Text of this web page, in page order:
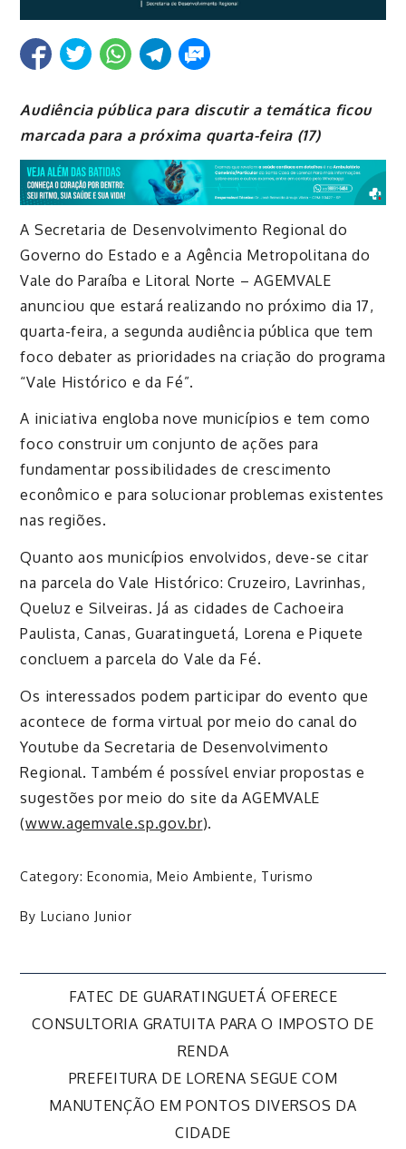
Audiência pública para discutir a temática ficou
marcada para a próxima quarta-feira (17)
A Secretaria de Desenvolvimento Regional do
Governo do Estado e a Agência Metropolitana do
Vale do Paraíba e Litoral Norte – AGEMVALE
anunciou que estará realizando no próximo dia 17,
quarta-feira, a segunda audiência pública que tem
foco debater as prioridades na criação do programa
“Vale Histórico e da Fé”.
A iniciativa engloba nove municípios e tem como
foco construir um conjunto de ações para
fundamentar possibilidades de crescimento
econômico e para solucionar problemas existentes
nas regiões.
Quanto aos municípios envolvidos, deve-se citar
na parcela do Vale Histórico: Cruzeiro, Lavrinhas,
Queluz e Silveiras. Já as cidades de Cachoeira
Paulista, Canas, Guaratinguetá, Lorena e Piquete
concluem a parcela do Vale da Fé.
Os interessados podem participar do evento que
acontece de forma virtual por meio do canal do
Youtube da Secretaria de Desenvolvimento
Regional. Também é possível enviar propostas e
sugestões por meio do site da AGEMVALE
(www.agemvale.sp.gov.br).
Category:Economia,Meio Ambiente, Turismo
By Luciano Junior
Navegação
Post
FATEC DE GUARATINGUETÁ OFERECE
CONSULTORIA GRATUITA PARA O IMPOSTO DE
RENDA
PREFEITURA DE LORENA SEGUE COM
MANUTENÇÃO EM PONTOS DIVERSOS DA
CIDADE